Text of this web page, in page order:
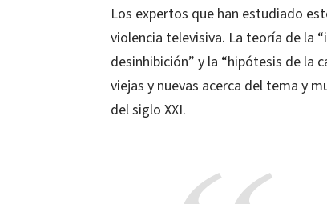
Los expertos que han estudiado
violencia televisiva. La teoría de la
desinhibición” y la “hipótesis de la
viejas y nuevas acerca del tema y
del siglo XXI.